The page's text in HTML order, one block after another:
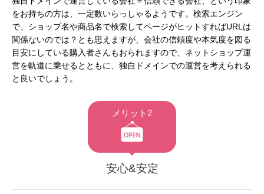
をお持ちの方は、一定数いらっしゃるようです。検索エンジン
で、ショップ名や商品名で検索してページがヒットすればURLは
関係ないのでは？とも思えますが、会社の信頼度や本気度を図る
目安にしている購入者さんもおられますので、ネットショップ運
営を軌道に乗せるとともに、独自ドメインでの運営を考えられる
と良いでしょう。
メリット2
安心&安定